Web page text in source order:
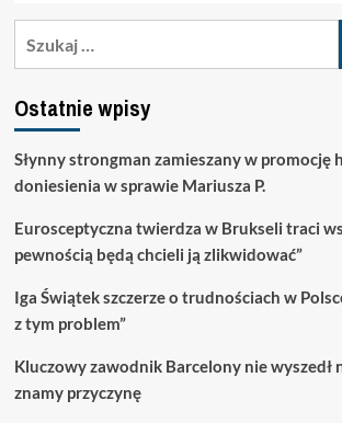
Ostatnie wpisy
Słynny strongman zamieszany w promocję
doniesienia w sprawie Mariusza P.
Eurosceptyczna twierdza w Brukseli traci
pewnością będą chcieli ją zlikwidować”
Iga Świątek szczerze o trudnościach w
z tym problem”
Kluczowy zawodnik Barcelony nie wyszedł
znamy przyczynę